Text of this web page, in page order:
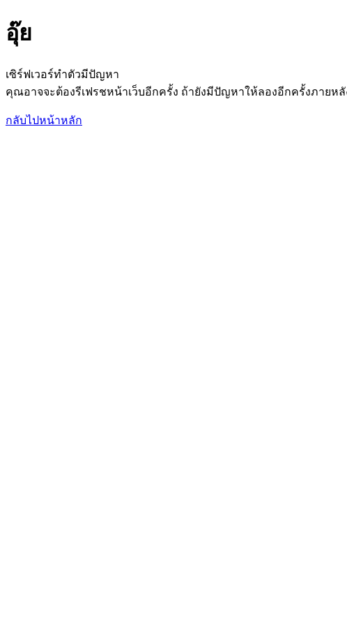
อุ๊ย
เซิร์ฟเวอร์ทำตัวมีปัญหา
คุณอาจจะต้องรีเฟรชหน้าเว็บอีกครั้ง ถ้ายังมีปัญหาให้ลองอีกครั้งภายห
กลับไปหน้าหลัก